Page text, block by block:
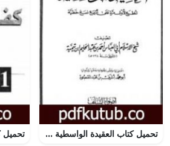
تحميل كتاب العقيدة الواسطية PDF تأليف ابن تيمية مجانا [كامل]